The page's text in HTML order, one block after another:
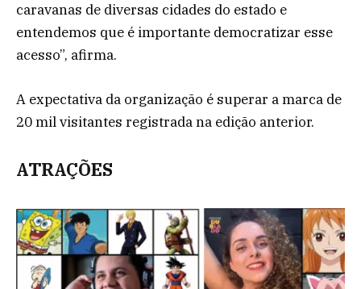
caravanas de diversas cidades do estado e
entendemos que é importante democratizar esse
acesso”, afirma.
A expectativa da organização é superar a marca de
20 mil visitantes registrada na edição anterior.
ATRAÇÕES